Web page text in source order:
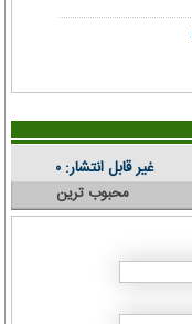
غیر قابل انتشار: ۰
محبوب ترین